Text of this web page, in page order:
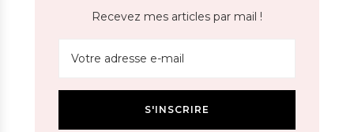
Recevez mes articles par mail !